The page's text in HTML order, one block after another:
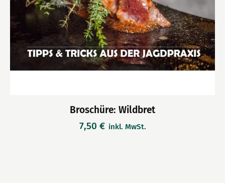
Broschüre: Wildbret
7,50 € inkl. MwSt.